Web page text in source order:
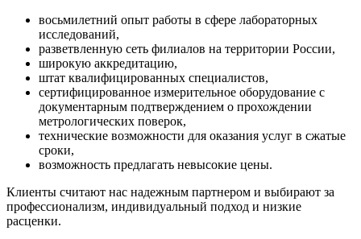
восьмилетний опыт работы в сфере лабораторных
исследований,
разветвленную сеть филиалов на территории России,
широкую аккредитацию,
штат квалифицированных специалистов,
сертифицированное измерительное оборудование с
документарным подтверждением о прохождении
метрологических поверок,
технические возможности для оказания услуг в сжатые
сроки,
возможность предлагать невысокие цены.
Клиенты считают нас надежным партнером и выбирают за
профессионализм, индивидуальный подход и низкие
расценки.